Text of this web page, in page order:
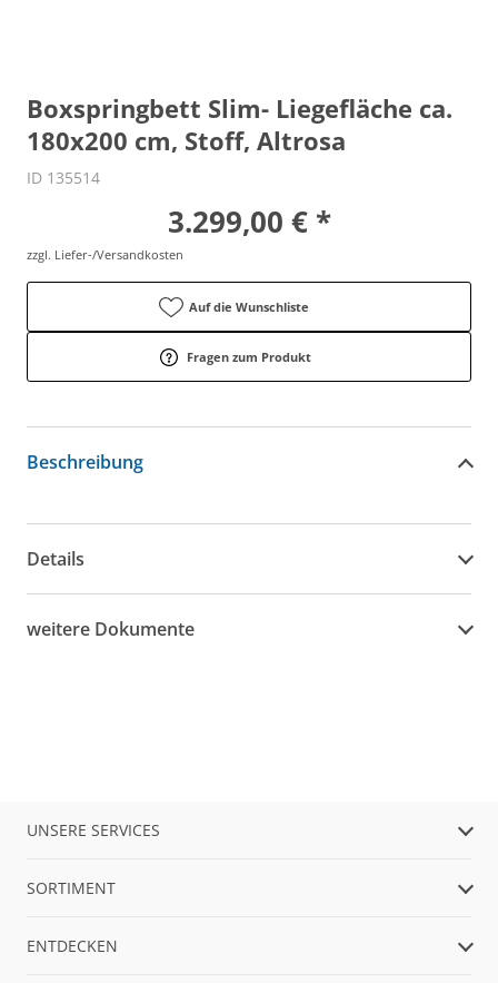
Boxspringbett Slim- Liegefläche ca.
180x200 cm, Stoff, Altrosa
ID 135514
3.299,00 € *
zzgl. Liefer-/Versandkosten
Auf die Wunschliste
Fragen zum Produkt
Beschreibung
Details
weitere Dokumente
UNSERE SERVICES
SORTIMENT
ENTDECKEN